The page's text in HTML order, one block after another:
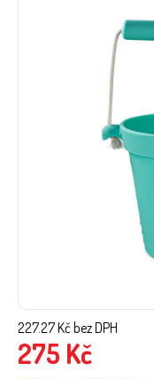
227.27Kč bez DPH
275 Kč